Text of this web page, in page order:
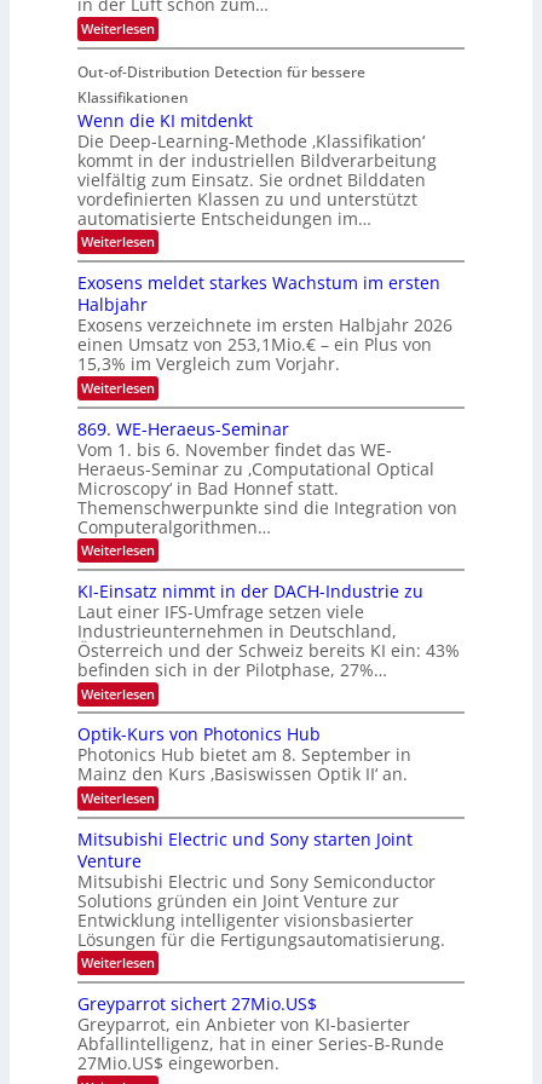
d
M
a
n
t
i
S
p
e
c
t
r
t
e
I
S
I
O
N
T
e
c
h
T
a
l
k
u
r
u
d
e
r
V
S
O
N
2
0
2
6
in der Luft schon zum…
Weiterlesen:
S
c
h
l
a
n
d
e
n
Out-of-Distribution Detection für bessere
Klassifikationen
Wenn die KI mitdenkt
Die Deep-Learning-Methode ‚Klassifikation‘
kommt in der industriellen Bildverarbeitung
vielfältig zum Einsatz. Sie ordnet Bilddaten
vordefinierten Klassen zu und unterstützt
automatisierte Entscheidungen im…
Weiterlesen:
W
n
d
i
e
K
I
m
i
t
d
e
n
k
t
Exosens meldet starkes Wachstum im ersten
Halbjahr
Exosens verzeichnete im ersten Halbjahr 2026
einen Umsatz von 253,1Mio.€ – ein Plus von
15,3% im Vergleich zum Vorjahr.
Weiterlesen:
E
x
o
s
e
n
s
m
e
l
d
e
t
s
t
a
r
k
e
W
a
c
h
s
u
i
m
e
r
s
t
e
n
H
a
l
b
869. WE-Heraeus-Seminar
Vom 1. bis 6. November findet das WE-
Heraeus-Seminar zu ‚Computational Optical
Microscopy‘ in Bad Honnef statt.
Themenschwerpunkte sind die Integration von
Computeralgorithmen…
Weiterlesen:
8
9
.
W
E
-
H
e
r
a
e
u
s
-
S
e
n
a
r
KI-Einsatz nimmt in der DACH-Industrie zu
Laut einer IFS-Umfrage setzen viele
Industrieunternehmen in Deutschland,
Österreich und der Schweiz bereits KI ein: 43%
befinden sich in der Pilotphase, 27%…
Weiterlesen:
K
-
E
i
n
s
t
n
m
m
t
i
n
d
e
r
D
A
Optik-Kurs von Photonics Hub
Photonics Hub bietet am 8. September in
Mainz den Kurs ‚Basiswissen Optik II‘ an.
Weiterlesen:
O
p
t
k
-
K
u
r
s
v
o
n
P
h
o
Mitsubishi Electric und Sony starten Joint
Venture
Mitsubishi Electric und Sony Semiconductor
Solutions gründen ein Joint Venture zur
Entwicklung intelligenter visionsbasierter
Lösungen für die Fertigungsautomatisierung.
Weiterlesen:
M
t
s
u
b
i
Greyparrot sichert 27Mio.US$
Greyparrot, ein Anbieter von KI-basierter
Abfallintelligenz, hat in einer Series-B-Runde
27Mio.US$ eingeworben.